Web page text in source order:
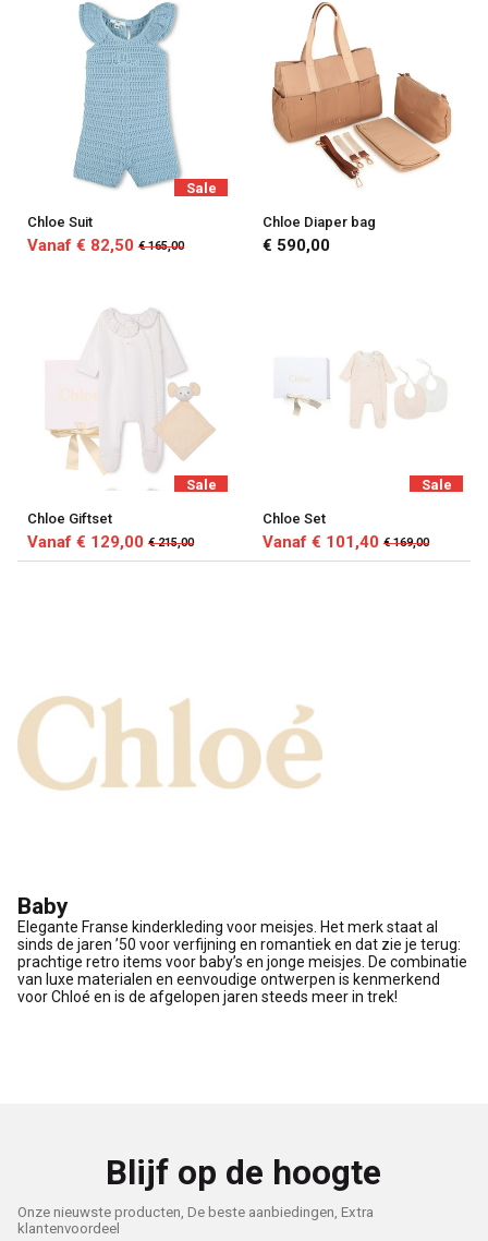
Sale
Chloe Suit
Vanaf € 82,50 € 165,00
Chloe Diaper bag
€ 590,00
Sale
Chloe Giftset
Vanaf € 129,00 € 215,00
Sale
Chloe Set
Vanaf € 101,40 € 169,00
Baby
Elegante Franse kinderkleding voor meisjes. Het merk staat al
sinds de jaren ’50 voor verfijning en romantiek en dat zie je terug:
prachtige retro items voor baby’s en jonge meisjes. De combinatie
van luxe materialen en eenvoudige ontwerpen is kenmerkend
voor Chloé en is de afgelopen jaren steeds meer in trek!
Blijf op de hoogte
Onze nieuwste producten, De beste aanbiedingen, Extra
klantenvoordeel